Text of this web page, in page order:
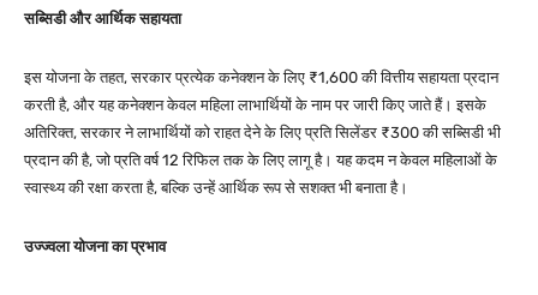
सब्सिडी और आर्थिक सहायता
इस योजना के तहत, सरकार प्रत्येक कनेक्शन के लिए ₹1,600 की वित्तीय सहायता प्रदान
करती है, और यह कनेक्शन केवल महिला लाभार्थियों के नाम पर जारी किए जाते हैं। इसके
अतिरिक्त, सरकार ने लाभार्थियों को राहत देने के लिए प्रति सिलेंडर ₹300 की सब्सिडी भी
प्रदान की है, जो प्रति वर्ष 12 रिफिल तक के लिए लागू है। यह कदम न केवल महिलाओं के
स्वास्थ्य की रक्षा करता है, बल्कि उन्हें आर्थिक रूप से सशक्त भी बनाता है।
उज्ज्वला योजना का प्रभाव